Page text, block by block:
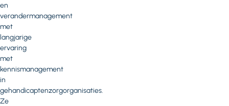
en
verandermanagement
met
langjarige
ervaring
met
kennismanagement
in
gehandicaptenzorgorganisaties.
Ze